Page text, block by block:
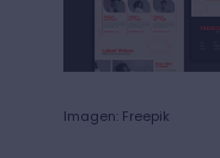
Imagen: Freepik